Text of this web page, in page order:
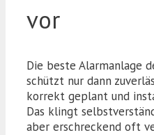
vor
Die beste Alarmanlage
schützt nur dann
korrekt geplant und
Das klingt
aber erschreckend oft